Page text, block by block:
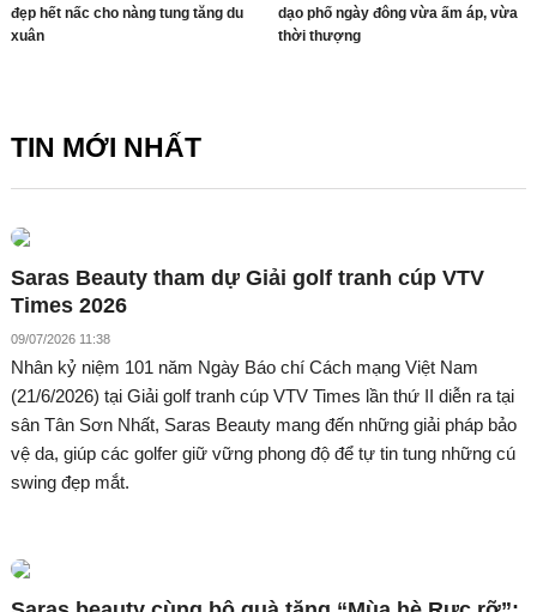
đẹp hết nấc cho nàng tung tăng du
xuân
dạo phố ngày đông vừa ấm áp, vừa
thời thượng
TIN MỚI NHẤT
Saras Beauty tham dự Giải golf tranh cúp VTV
Times 2026
09/07/2026 11:38
Nhân kỷ niệm 101 năm Ngày Báo chí Cách mạng Việt Nam
(21/6/2026) tại Giải golf tranh cúp VTV Times lần thứ II diễn ra tại
sân Tân Sơn Nhất, Saras Beauty mang đến những giải pháp bảo
vệ da, giúp các golfer giữ vững phong độ để tự tin tung những cú
swing đẹp mắt.